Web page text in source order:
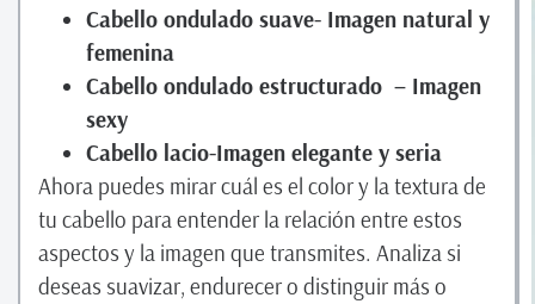
Cabello ondulado suave- Imagen natural y
femenina
Cabello ondulado estructurado – Imagen
sexy
Cabello lacio-Imagen elegante y seria
Ahora puedes mirar cuál es el color y la textura de
tu cabello para entender la relación entre estos
aspectos y la imagen que transmites. Analiza si
deseas suavizar, endurecer o distinguir más o